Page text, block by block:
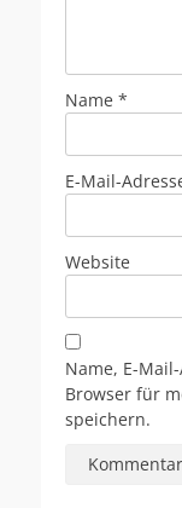
Name *
E-Mail-
Website
Name, E-
Browser für
speichern.